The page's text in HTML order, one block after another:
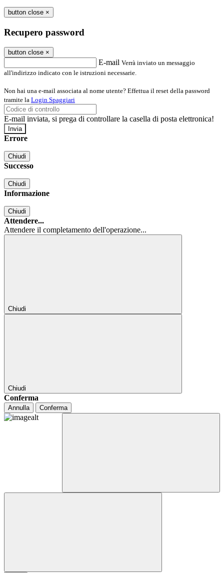
button close ×
Recupero password
button close ×
E-mail Verrà inviato un messaggio
all'indirizzo indicato con le istruzioni necessarie.
Non hai una e-mail associata al nome utente? Effettua il reset della password
tramite la Login Spaggiari
E-mail inviata, si prega di controllare la casella di posta elettronica!
Errore
Chiudi
Successo
Chiudi
Informazione
Chiudi
Attendere...
Attendere il completamento dell'operazione...
Chiudi
Chiudi
Conferma
Annulla Conferma